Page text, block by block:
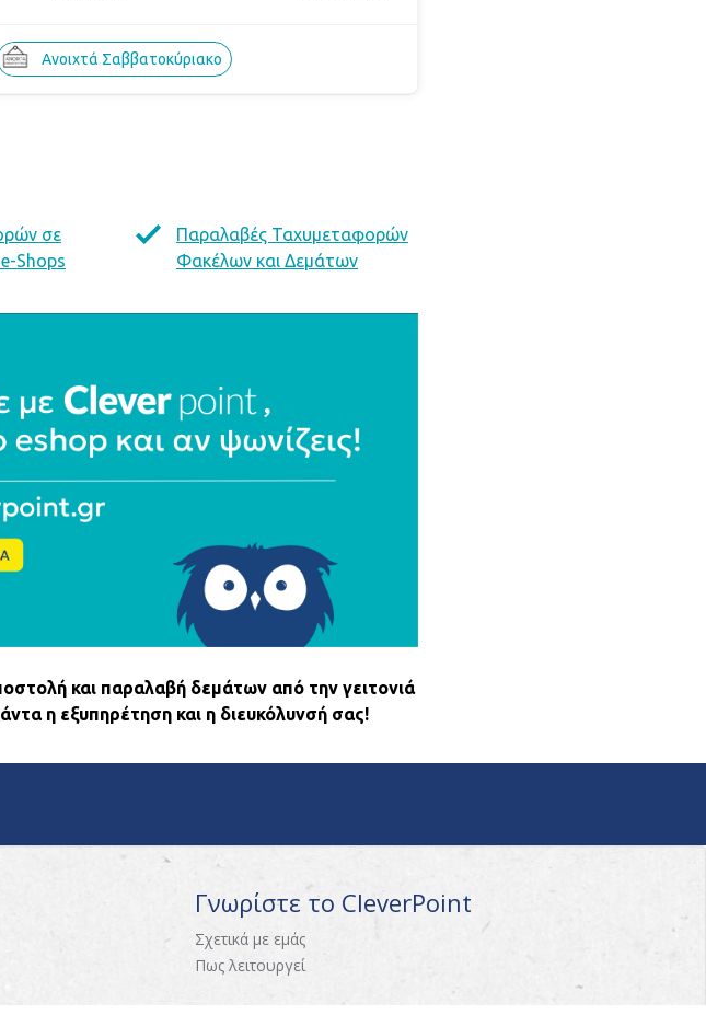
Ανοιχτά Σαββατοκύριακο
σε
Shops
Παραλαβές Ταχυμεταφορών
Φακέλων και Δεμάτων
και παραλαβή δεμάτων από την γειτονιά
η εξυπηρέτηση και η διευκόλυνσή σας!
Γνωρίστε το CleverPoint
Σχετικά με εμάς
Πως λειτουργεί